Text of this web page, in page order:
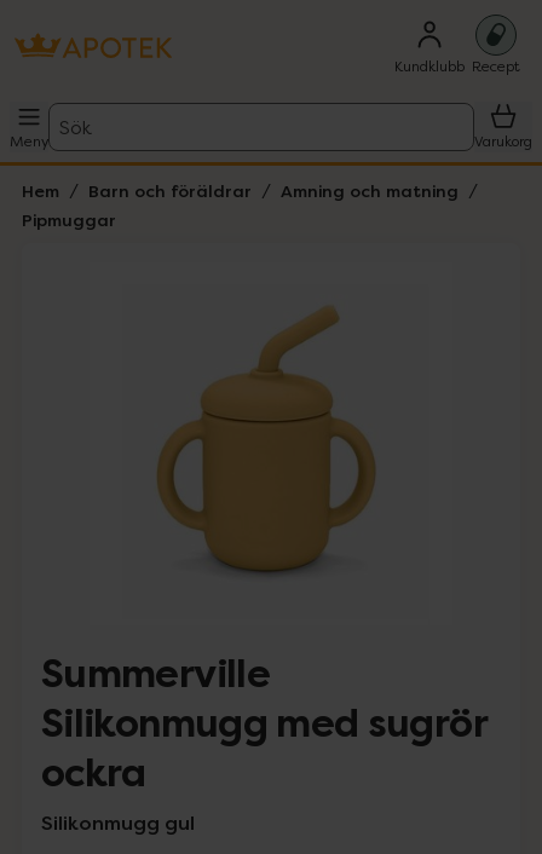
Kundklubb Recept
Meny
Sök
Varukorg
Hem Barn och föräldrar
Amning och matning
Pipmuggar
Summerville
Silikonmugg med sugrör
ockra
Silikonmugg gul